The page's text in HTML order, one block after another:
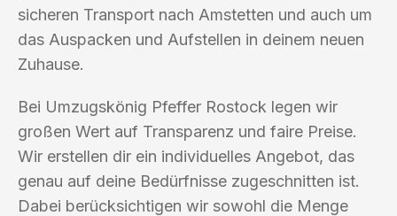
sicheren Transport nach Amstetten und auch um
das Auspacken und Aufstellen in deinem neuen
Zuhause.
Bei Umzugskönig Pfeffer Rostock legen wir
großen Wert auf Transparenz und faire Preise.
Wir erstellen dir ein individuelles Angebot, das
genau auf deine Bedürfnisse zugeschnitten ist.
Dabei berücksichtigen wir sowohl die Menge